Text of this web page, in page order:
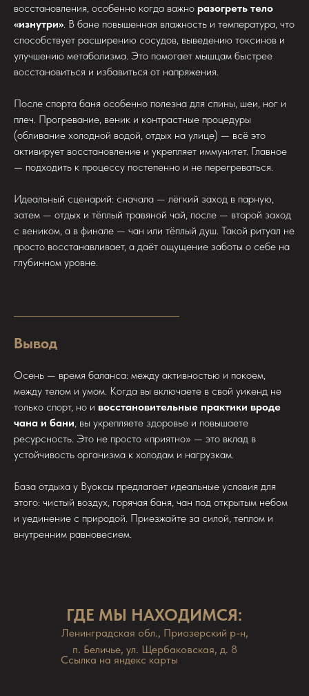
восстановления, особенно когда важно разогреть тело
«изнутри». В бане повышенная влажность и температура, что
способствует расширению сосудов, выведению токсинов и
улучшению метаболизма. Это помогает мышцам быстрее
восстановиться и избавиться от напряжения.
После спорта баня особенно полезна для спины, шеи, ног и
плеч. Прогревание, веник и контрастные процедуры
(обливание холодной водой, отдых на улице) — всё это
активирует восстановление и укрепляет иммунитет. Главное
— подходить к процессу постепенно и не перегреваться.
Идеальный сценарий: сначала — лёгкий заход в парную,
затем — отдых и тёплый травяной чай, после — второй заход
с веником, а в финале — чан или тёплый душ. Такой ритуал не
просто восстанавливает, а даёт ощущение заботы о себе на
глубинном уровне.
Вывод
Осень — время баланса: между активностью и покоем,
между телом и умом. Когда вы включаете в свой уикенд не
только спорт, но и восстановительные практики вроде
чана и бани, вы укрепляете здоровье и повышаете
ресурсность. Это не просто «приятно» — это вклад в
устойчивость организма к холодам и нагрузкам.
База отдыха у Вуоксы предлагает идеальные условия для
этого: чистый воздух, горячая баня, чан под открытым небом
и уединение с природой. Приезжайте за силой, теплом и
внутренним равновесием.
ГДЕ МЫ НАХОДИМСЯ:
Ссылка на яндекс карты
Ленинградская обл., Приозерский р-н,
п. Беличье, ул. Щербаковская, д. 8